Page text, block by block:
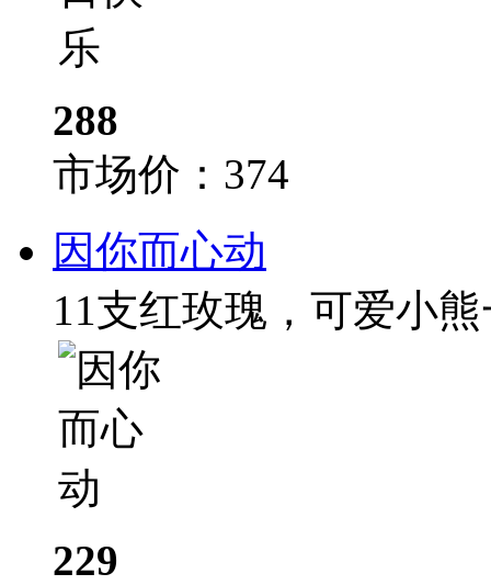
288
市场价： 374
因你而心动
11支红玫瑰，可爱小
229